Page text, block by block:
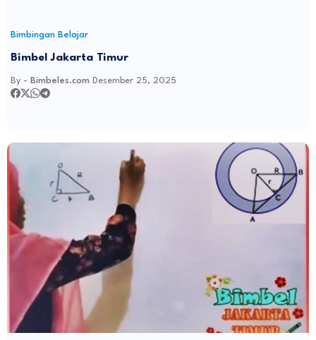
Bimbingan Belajar
Bimbel Jakarta Timur
By - Bimbeles.com Desember 25, 2025